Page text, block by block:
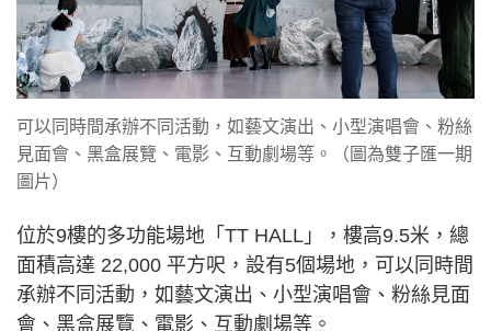
可以同時間承辦不同活動，如藝文演出、小型演唱會、粉絲
見面會、黑盒展覽、電影、互動劇場等。（圖為雙子匯一期
圖片）
位於9樓的多功能場地「TT HALL」，樓高9.5米，總
面積高達 22,000 平方呎，設有5個場地，可以同時間
承辦不同活動，如藝文演出、小型演唱會、粉絲見面
會、黑盒展覽、電影、互動劇場等。